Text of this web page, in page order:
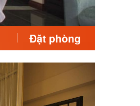
Đặt phòng